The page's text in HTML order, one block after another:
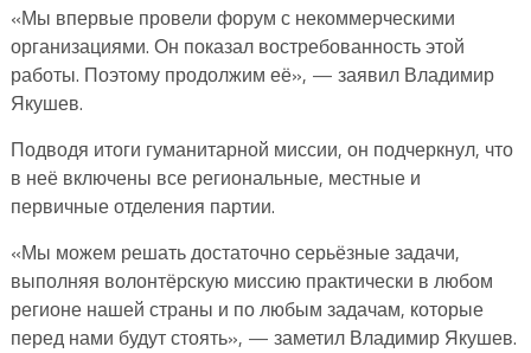
«Мы впервые провели форум с некоммерческими
организациями. Он показал востребованность этой
работы. Поэтому продолжим её», — заявил Владимир
Якушев.
Подводя итоги гуманитарной миссии, он подчеркнул, что
в неё включены все региональные, местные и
первичные отделения партии.
«Мы можем решать достаточно серьёзные задачи,
выполняя волонтёрскую миссию практически в любом
регионе нашей страны и по любым задачам, которые
перед нами будут стоять», — заметил Владимир Якушев.